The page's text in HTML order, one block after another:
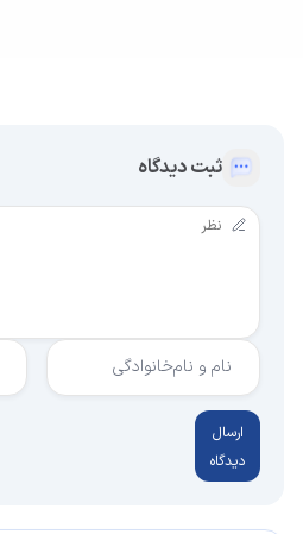
ثبت دیدگاه
نام و نام‌خانوادگی
ارسال
دیدگاه